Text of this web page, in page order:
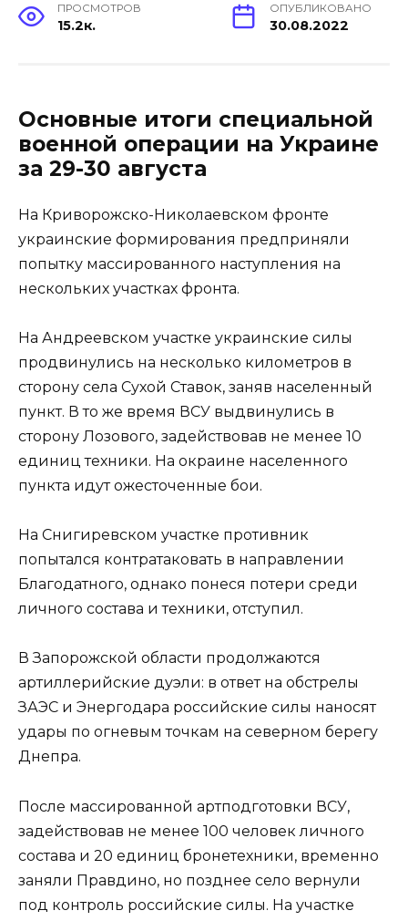
ПРОСМОТРОВ
15.2к.
ОПУБЛИКОВАНО
30.08.2022
Основные итоги специальной
военной операции на Украине
за 29-30 августа
На Криворожско-Николаевском фронте
украинские формирования предприняли
попытку массированного наступления на
нескольких участках фронта.
На Андреевском участке украинские силы
продвинулись на несколько километров в
сторону села Сухой Ставок, заняв населенный
пункт. В то же время ВСУ выдвинулись в
сторону Лозового, задействовав не менее 10
единиц техники. На окраине населенного
пункта идут ожесточенные бои.
На Снигиревском участке противник
попытался контратаковать в направлении
Благодатного, однако понеся потери среди
личного состава и техники, отступил.
В Запорожской области продолжаются
артиллерийские дуэли: в ответ на обстрелы
ЗАЭС и Энергодара российские силы наносят
удары по огневым точкам на северном берегу
Днепра.
После массированной артподготовки ВСУ,
задействовав не менее 100 человек личного
состава и 20 единиц бронетехники, временно
заняли Правдино, но позднее село вернули
под контроль российские силы. На участке